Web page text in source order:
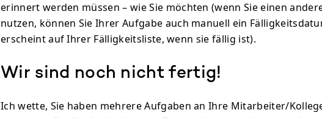
erinnert werden müssen – wie Sie möchten (wenn Sie einen
nutzen, können Sie Ihrer Aufgabe auch manuell ein
erscheint auf Ihrer Fälligkeitsliste, wenn sie fällig ist).
Wir sind noch nicht fertig!
Ich wette, Sie haben mehrere Aufgaben an Ihre Mitarbeiter/